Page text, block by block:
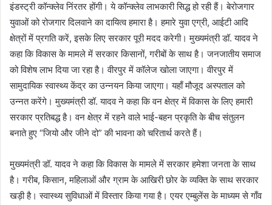
इंडस्ट्री कॉन्क्लेव निंरतर होंगी। ये कॉन्क्लेव लाभकारी सिद्ध हो रही हैं। बेरोजगार
युवाओं को रोजगार दिलवाने का दायित्व हमारा है। हमारे युवा एग्री, आईटी आदि
क्षेत्रों में प्रगति करें, इसके लिए सरकार पूरी मदद करेगी। मुख्यमंत्री डॉ. यादव ने
कहा कि विकास के मामले में सरकार किसानों, गरीबों के साथ है। जनजातीय समाज
को विशेष लाभ दिया जा रहा है। वीरपुर में कॉलेज खोला जाएगा। वीरपुर में
सामुदायिक स्वास्थ्य केंद्र का उन्नयन किया जाएगा। यहाँ मौजूद अस्पताल को
उन्नत करेंगे। मुख्यमंत्री डॉ. यादव ने कहा कि वन क्षेत्र में विकास के लिए हमारी
सरकार प्रतिबद्ध है। वन क्षेत्र में रहने वाले भाई-बहन प्रकृति के बीच संतुलन
बनाते हुए “जियो और जीने दो” की भावना को चरितार्थ करते हैं।
मुख्यमंत्री डॉ. यादव ने कहा कि विकास के मामले में सरकार हमेशा जनता के साथ
है। गरीब, किसान, महिलाओं और ग्राम के आखिरी छोर के व्यक्ति के साथ सरकार
खड़ी है। स्वास्थ्य सुविधाओं में विस्तार किया गया है। एयर एम्बुलेंस के माध्यम से गाँव